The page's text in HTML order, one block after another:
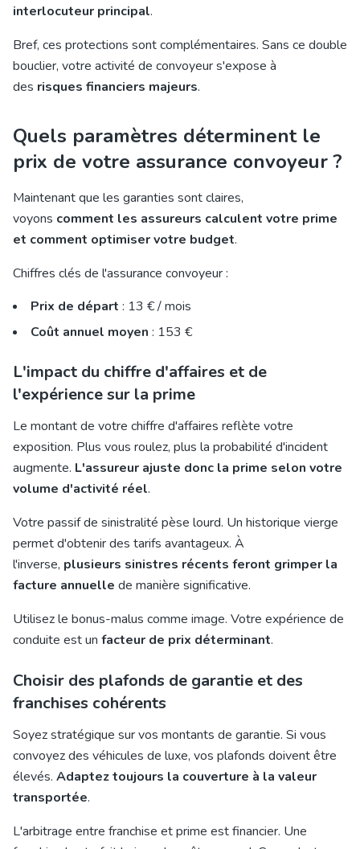
interlocuteur principal.
Bref, ces protections sont complémentaires. Sans ce double
bouclier, votre activité de convoyeur s'expose à
des risques financiers majeurs.
Quels paramètres déterminent le
prix de votre assurance convoyeur ?
Maintenant que les garanties sont claires,
voyons comment les assureurs calculent votre prime
et comment optimiser votre budget.
Chiffres clés de l'assurance convoyeur :
Prix de départ : 13 € / mois
Coût annuel moyen : 153 €
L'impact du chiffre d'affaires et de
l'expérience sur la prime
Le montant de votre chiffre d'affaires reflète votre
exposition. Plus vous roulez, plus la probabilité d'incident
augmente. L'assureur ajuste donc la prime selon votre
volume d'activité réel.
Votre passif de sinistralité pèse lourd. Un historique vierge
permet d'obtenir des tarifs avantageux. À
l'inverse, plusieurs sinistres récents feront grimper la
facture annuelle de manière significative.
Utilisez le bonus-malus comme image. Votre expérience de
conduite est un facteur de prix déterminant.
Choisir des plafonds de garantie et des
franchises cohérents
Soyez stratégique sur vos montants de garantie. Si vous
convoyez des véhicules de luxe, vos plafonds doivent être
élevés. Adaptez toujours la couverture à la valeur
transportée.
L'arbitrage entre franchise et prime est financier. Une